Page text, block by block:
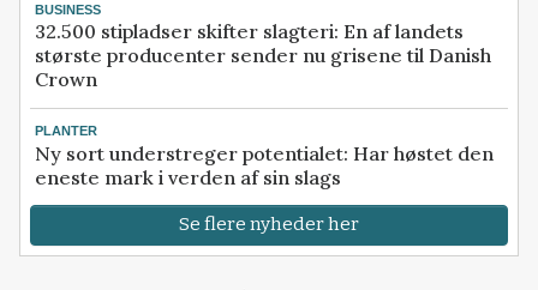
BUSINESS
32.500 stipladser skifter slagteri: En af landets
største producenter sender nu grisene til Danish
Crown
PLANTER
Ny sort understreger potentialet: Har høstet den
eneste mark i verden af sin slags
Se flere nyheder her